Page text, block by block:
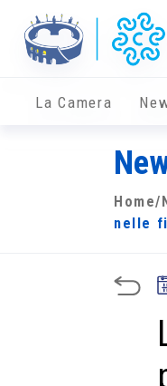
La Camera
Home/
nelle